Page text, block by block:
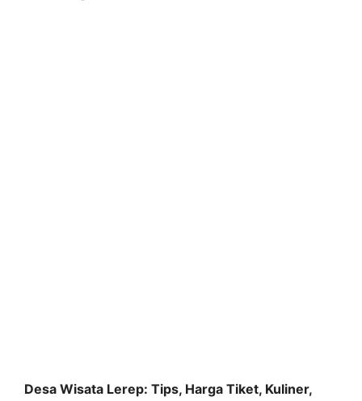
Desa Wisata Lerep: Tips, Harga Tiket, Kuliner,